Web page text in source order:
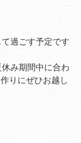
過ごす予定です
み期間中に合わ
りにぜひお越し